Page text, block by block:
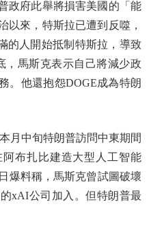
政府此舉將損害美國的「能
以來，特斯拉已遭到反噬，
的人開始抵制特斯拉，導致
，馬斯克表示自己將減少政
。他還抱怨DOGE成為特朗
中旬特朗普訪問中東期間
布扎比建造大型人工智能
爆料稱，馬斯克曾試圖破壞
xAI公司加入。但特朗普最